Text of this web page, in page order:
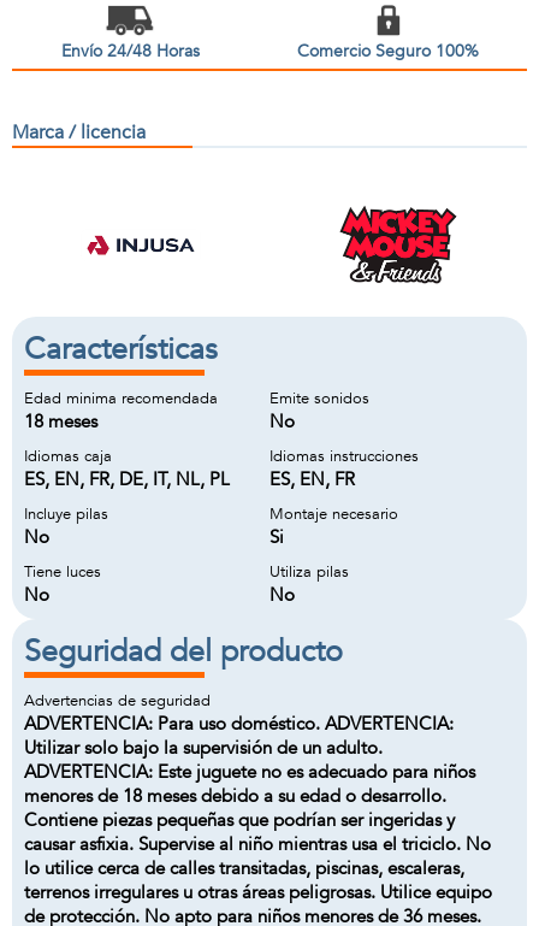
Envío 24/48 Horas Comercio Seguro 100%
Marca / licencia
Características
Edad minima recomendada
18 meses
Emite sonidos
No
Idiomas caja
ES, EN, FR, DE, IT, NL, PL
Idiomas instrucciones
ES, EN, FR
Incluye pilas
No
Montaje necesario
Si
Tiene luces
No
Utiliza pilas
No
Seguridad del producto
Advertencias de seguridad
ADVERTENCIA: Para uso doméstico. ADVERTENCIA:
Utilizar solo bajo la supervisión de un adulto.
ADVERTENCIA: Este juguete no es adecuado para niños
menores de 18 meses debido a su edad o desarrollo.
Contiene piezas pequeñas que podrían ser ingeridas y
causar asfixia. Supervise al niño mientras usa el triciclo. No
lo utilice cerca de calles transitadas, piscinas, escaleras,
terrenos irregulares u otras áreas peligrosas. Utilice equipo
de protección. No apto para niños menores de 36 meses.